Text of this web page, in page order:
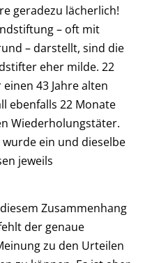
geradezu lächerlich!
– oft mit
– darstellt, sind die
eher milde. 22
43 Jahre alten
ebenfalls 22 Monate
Wiederholungstäter.
ein und dieselbe
jeweils
Zusammenhang
der genaue
zu den Urteilen